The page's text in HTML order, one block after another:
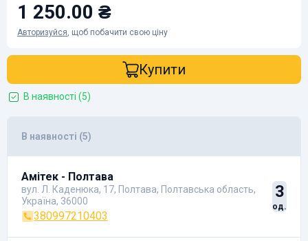
1 250.00 ₴
Авторизуйся, щоб побачити свою ціну
Купити
В наявності (5)
В наявності (5)
Амітек - Полтава
вул. Л. Каденюка, 17, Полтава, Полтавська область,
Україна, 36000
380997210403
3
од.